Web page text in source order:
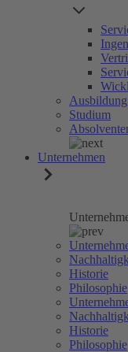
Studium
Unternehmen
Historie
Philosophie
Historie
Philosophie